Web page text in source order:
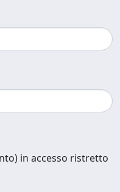
in accesso ristretto